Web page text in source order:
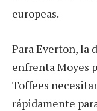
europeas.
Para Everton, la
enfrenta Moyes
Toffees
rápidamente